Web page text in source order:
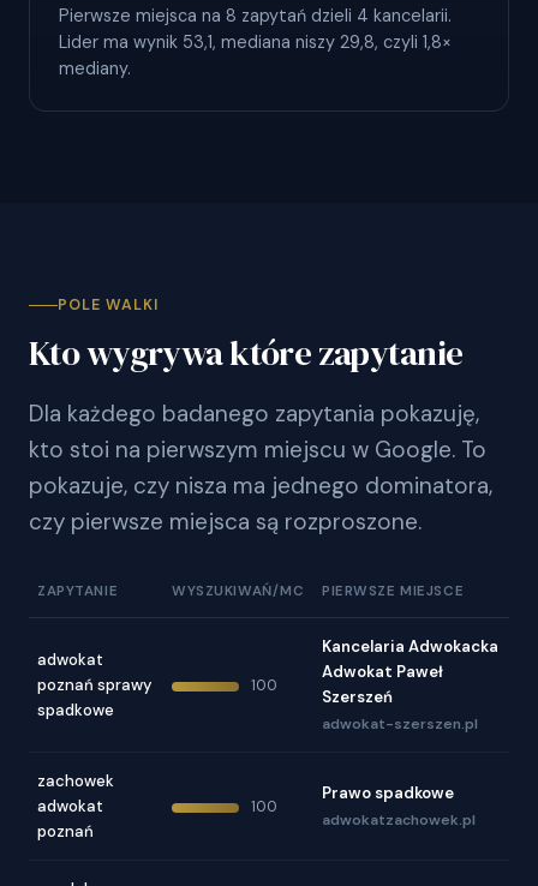
Pierwsze miejsca na 8 zapytań dzieli 4 kancelarii.
Lider ma wynik 53,1, mediana niszy 29,8, czyli 1,8×
mediany.
POLE WALKI
Kto wygrywa które zapytanie
Dla każdego badanego zapytania pokazuję,
kto stoi na pierwszym miejscu w Google. To
pokazuje, czy nisza ma jednego dominatora,
czy pierwsze miejsca są rozproszone.
ZAPYTANIE WYSZUKIWAŃ/MC PIERWSZE MIEJSCE
adwokat
poznań sprawy
spadkowe
100
Kancelaria Adwokacka
Adwokat Paweł
Szerszeń
adwokat-szerszen.pl
zachowek
adwokat
poznań
100
Prawo spadkowe
adwokatzachowek.pl